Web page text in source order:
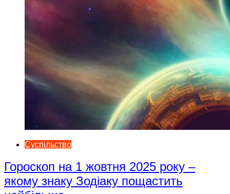
Суспільство
Гороскоп на 1 жовтня 2025 року –
якому знаку Зодіаку пощастить